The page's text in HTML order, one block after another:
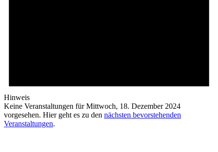
Hinweis
Keine Veranstaltungen für Mittwoch, 18. Dezember 2024
vorgesehen. Hier geht es zu den nächsten bevorstehenden
Veranstaltungen.